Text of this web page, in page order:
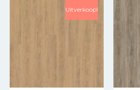
Uitverkoop!